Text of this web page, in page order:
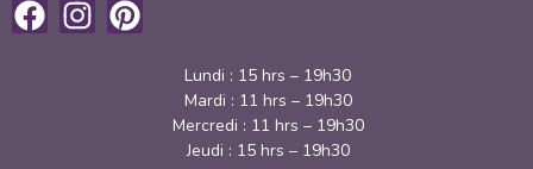
Lundi : 15 hrs – 19h30
Mardi : 11 hrs – 19h30
Mercredi : 11 hrs – 19h30
Jeudi : 15 hrs – 19h30